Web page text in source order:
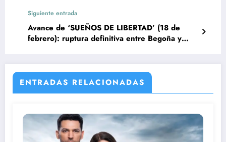
Siguiente entrada
Avance de ‘SUEÑOS DE LIBERTAD’ (18 de
febrero): ruptura definitiva entre Begoña y
ENTRADAS RELACIONADAS